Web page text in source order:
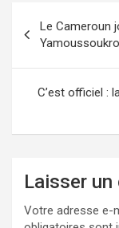
de
l’article
Le Cameroun
C’est officiel :
Laisser
Votre adresse e-